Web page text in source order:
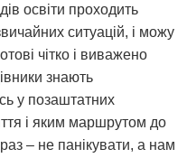
освіти проходить
ситуацій, і можу
чітко і виважено
знають
у позаштатних
і яким маршрутом до
– не панікувати, а нам